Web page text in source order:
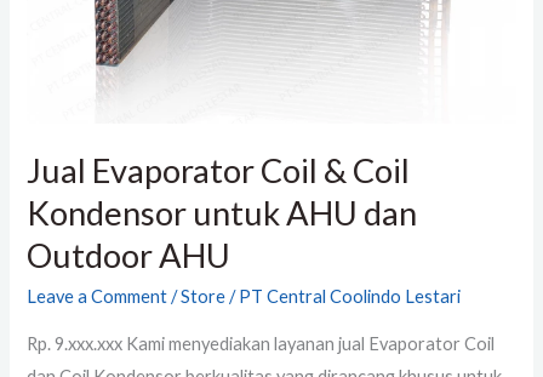
Jual Evaporator Coil & Coil
Kondensor untuk AHU dan
Outdoor AHU
Leave a Comment /Store/PT Central Coolindo Lestari
Rp. 9.xxx.xxx Kami menyediakan layanan jual Evaporator Coil
Outdoor